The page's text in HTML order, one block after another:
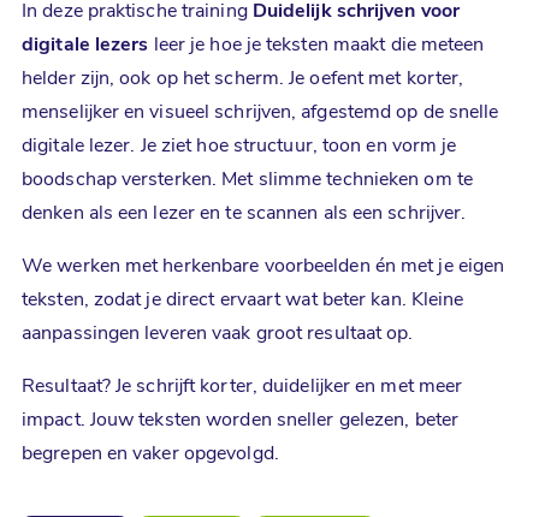
In deze praktische training Duidelijk schrijven voor
digitale lezers leer je hoe je teksten maakt die meteen
helder zijn, ook op het scherm. Je oefent met korter,
menselijker en visueel schrijven, afgestemd op de snelle
digitale lezer. Je ziet hoe structuur, toon en vorm je
boodschap versterken. Met slimme technieken om te
denken als een lezer en te scannen als een schrijver.
We werken met herkenbare voorbeelden én met je eigen
teksten, zodat je direct ervaart wat beter kan. Kleine
aanpassingen leveren vaak groot resultaat op.
Resultaat? Je schrijft korter, duidelijker en met meer
impact. Jouw teksten worden sneller gelezen, beter
begrepen en vaker opgevolgd.